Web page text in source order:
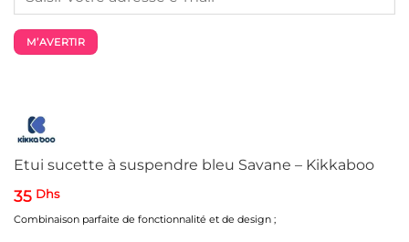
Etui sucette à suspendre bleu Savane – Kikkaboo
35 Dhs
Combinaison parfaite de fonctionnalité et de design ;
M’AVERTIR